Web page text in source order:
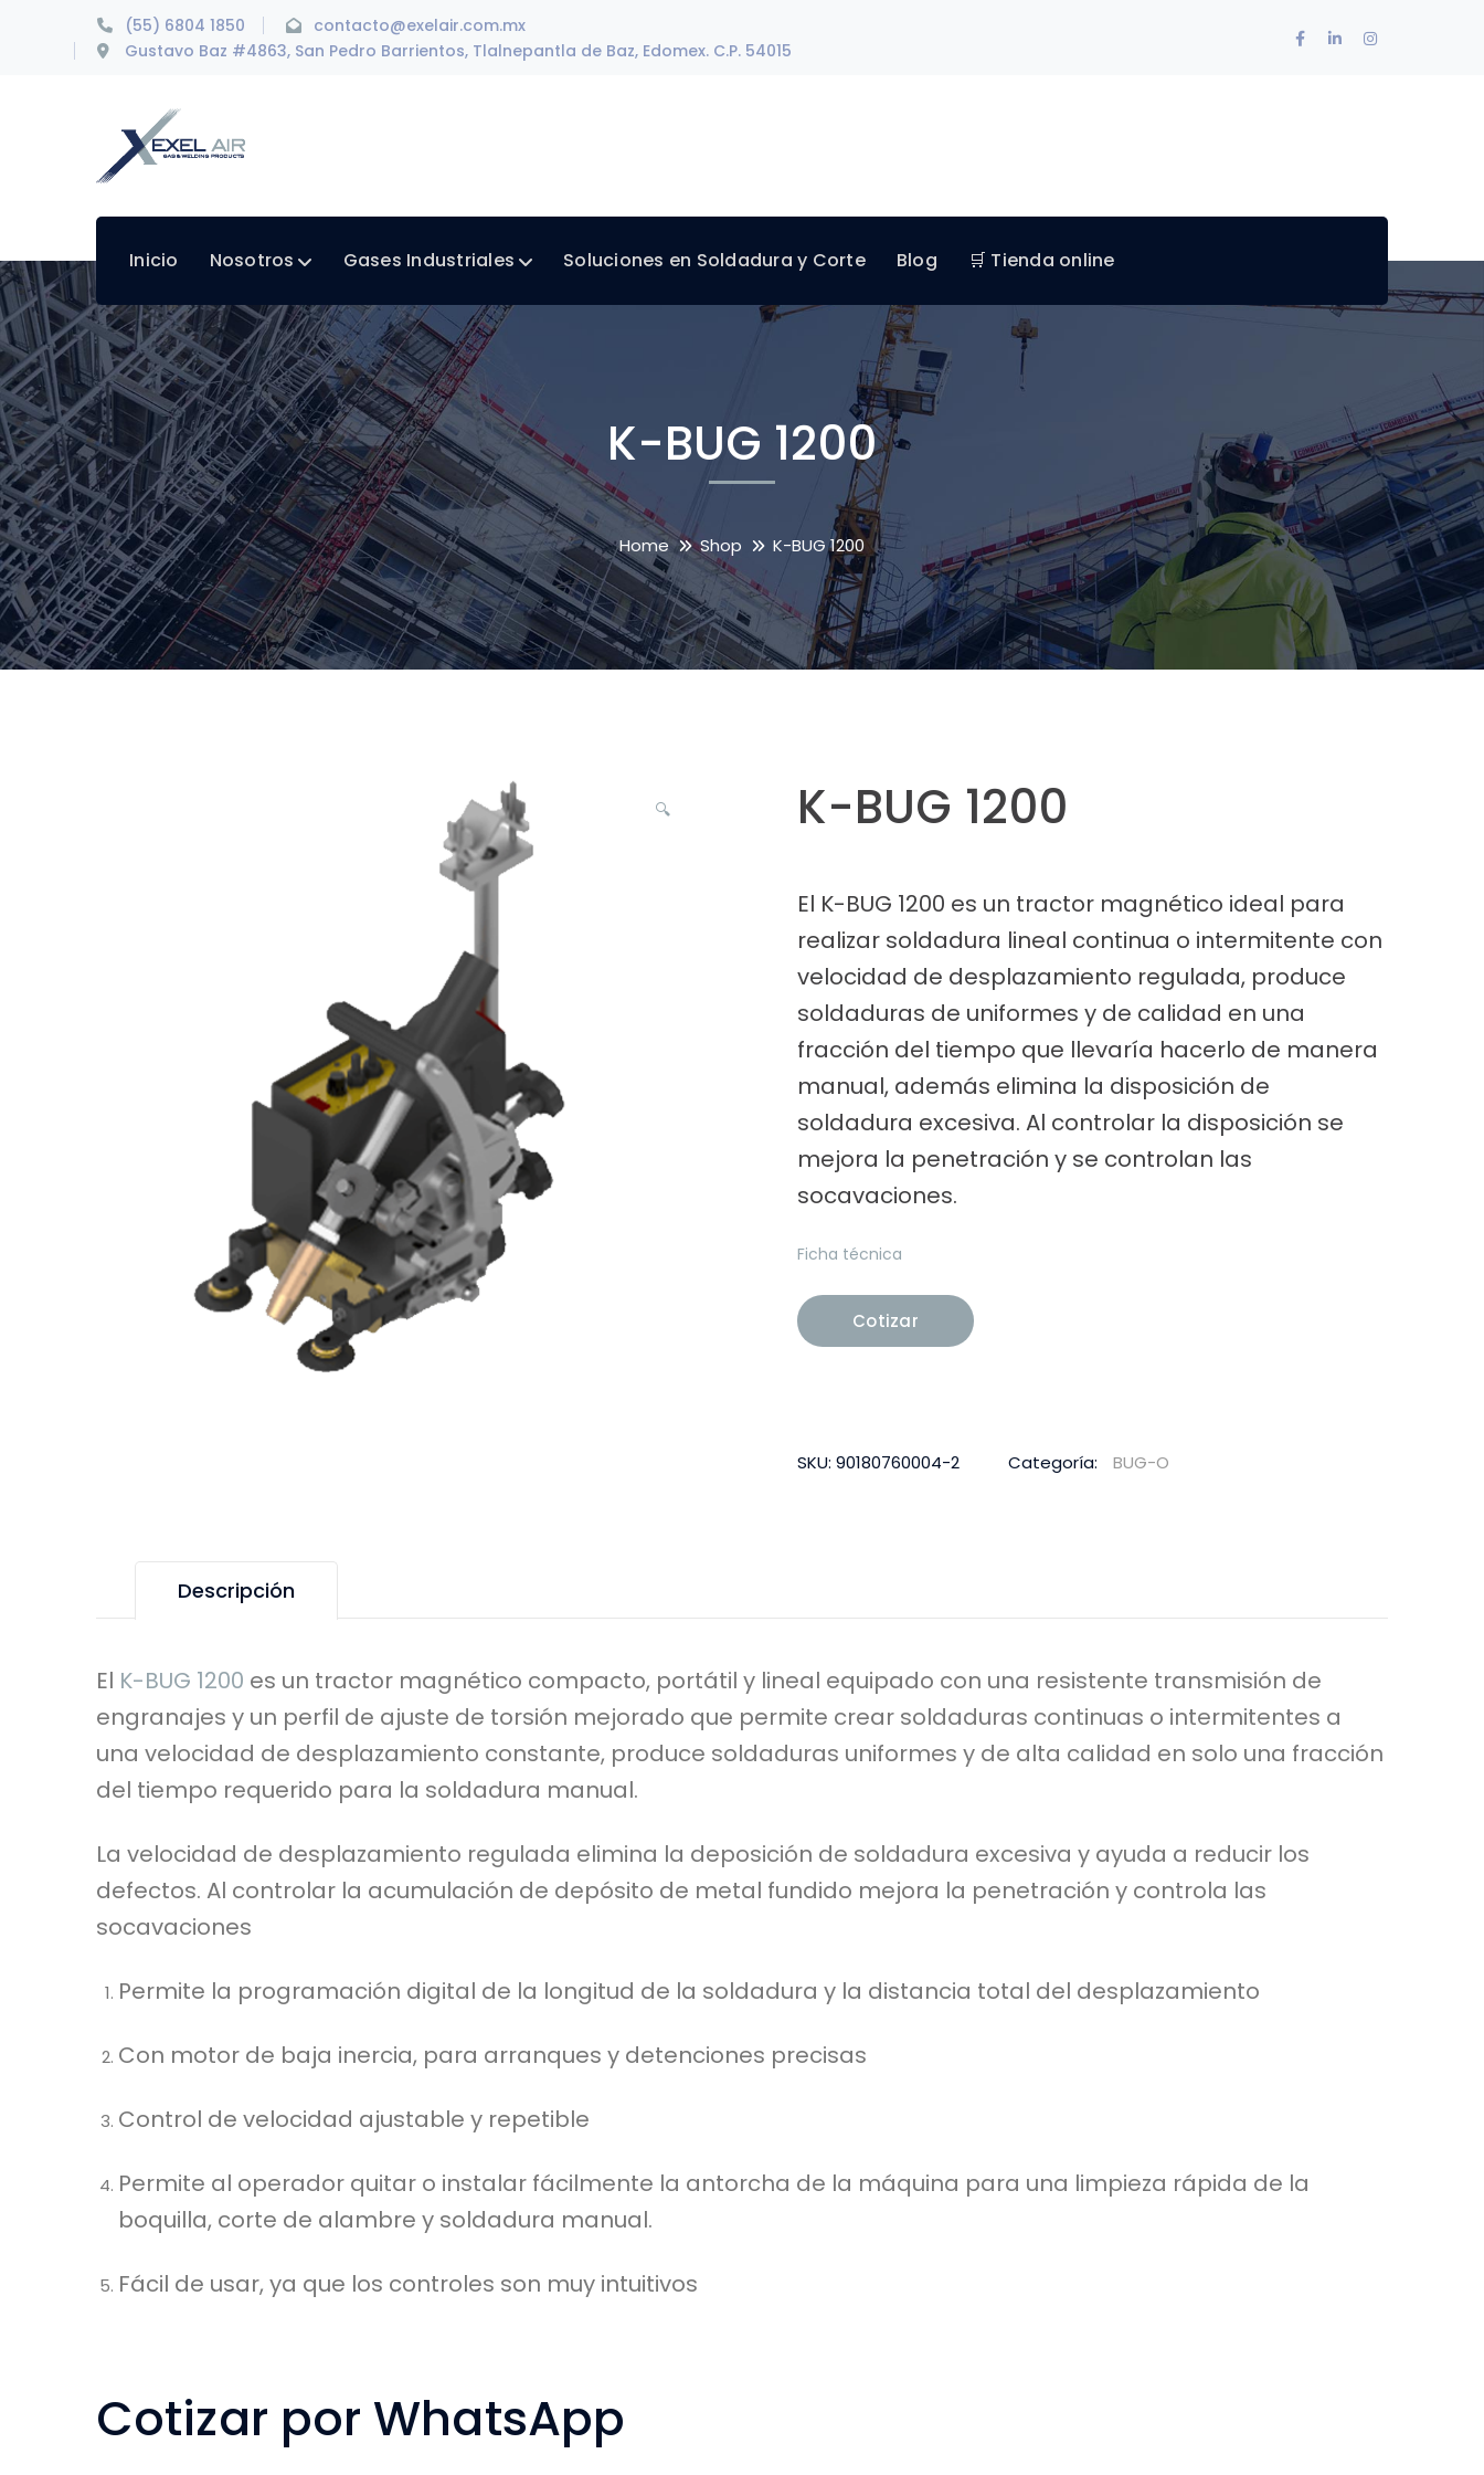
(55) 6804 1850
contacto@exelair.com.mx
Gustavo Baz #4863, San Pedro Barrientos, Tlalnepantla de Baz, Edomex. C.P. 54015
Facebook
LinkedInInstagram
Inicio Nosotros Gases Industriales Soluciones en Soldadura y Corte Blog 🛒 Tienda online
K-BUG 1200
Home Shop K-BUG 1200
🔍 K-BUG 1200
El K-BUG 1200 es un tractor magnético ideal para
realizar soldadura lineal continua o intermitente con
velocidad de desplazamiento regulada, produce
soldaduras de uniformes y de calidad en una
fracción del tiempo que llevaría hacerlo de manera
manual, además elimina la disposición de
soldadura excesiva. Al controlar la disposición se
mejora la penetración y se controlan las
socavaciones.
Ficha técnica
Cotizar
SKU: 90180760004-2 Categoría: BUG-O
Descripción
El K-BUG 1200 es un tractor magnético compacto, portátil y lineal equipado con una resistente transmisión de
engranajes y un perfil de ajuste de torsión mejorado que permite crear soldaduras continuas o intermitentes a
una velocidad de desplazamiento constante, produce soldaduras uniformes y de alta calidad en solo una fracción
del tiempo requerido para la soldadura manual.
La velocidad de desplazamiento regulada elimina la deposición de soldadura excesiva y ayuda a reducir los
defectos. Al controlar la acumulación de depósito de metal fundido mejora la penetración y controla las
socavaciones
Permite la programación digital de la longitud de la soldadura y la distancia total del desplazamiento
Con motor de baja inercia, para arranques y detenciones precisas
Control de velocidad ajustable y repetible
Permite al operador quitar o instalar fácilmente la antorcha de la máquina para una limpieza rápida de la
boquilla, corte de alambre y soldadura manual.
Fácil de usar, ya que los controles son muy intuitivos
Cotizar por WhatsApp